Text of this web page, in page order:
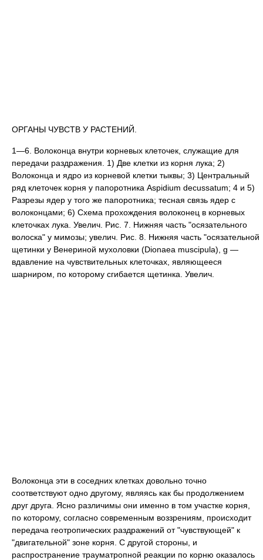
ОРГАНЫ ЧУВСТВ У РАСТЕНИЙ.
1—6. Волоконца внутри корневых клеточек, служащие для
передачи раздражения. 1) Две клетки из корня лука; 2)
Волоконца и ядро из корневой клетки тыквы; 3) Центральный
ряд клеточек корня у папоротника Aspidium decussatum; 4 и 5)
Разрезы ядер у того же папоротника; тесная связь ядер с
волоконцами; 6) Схема прохождения волоконец в корневых
клеточках лука. Увелич. Рис. 7. Нижняя часть "осязательного
волоска" у мимозы; увелич. Рис. 8. Нижняя часть "осязательной
щетинки у Венериной мухоловки (Dionaea muscipula), g —
вдавление на чувствительных клеточках, являющееся
шарниром, по которому сгибается щетинка. Увелич.
Волоконца эти в соседних клетках довольно точно
соответствуют одно другому, являясь как бы продолжением
друг друга. Ясно различимы они именно в том участке корня,
по которому, согласно современным воззрениям, происходит
передача геотропических раздражений от "чувствующей" к
"двигательной" зоне корня. С другой стороны, и
распространение трауматропной реакции по корню оказалось